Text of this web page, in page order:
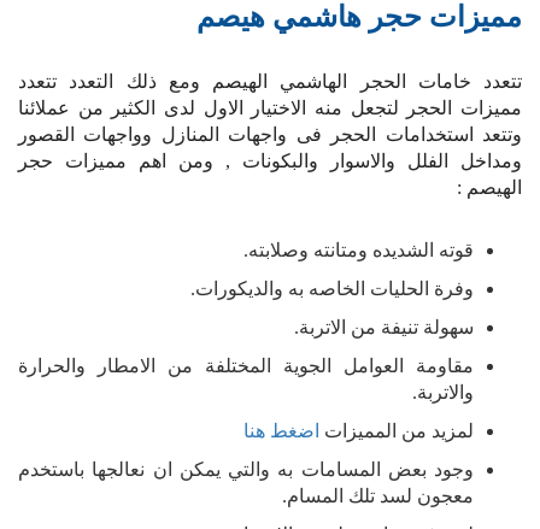
مميزات حجر هاشمي هيصم
تتعدد خامات الحجر الهاشمي الهيصم ومع ذلك التعدد تتعدد
مميزات الحجر لتجعل منه الاختيار الاول لدى الكثير من عملائنا
وتتعد استخدامات الحجر فى واجهات المنازل وواجهات القصور
ومداخل الفلل والاسوار والبكونات , ومن اهم مميزات حجر
الهيصم :
قوته الشديده ومتانته وصلابته.
وفرة الحليات الخاصه به والديكورات.
سهولة تنيفة من الاتربة.
مقاومة العوامل الجوية المختلفة من الامطار والحرارة
والاتربة.
لمزيد من المميزات اضغط هنا
وجود بعض المسامات به والتي يمكن ان نعالجها باستخدم
معجون لسد تلك المسام.